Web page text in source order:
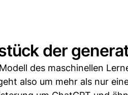
der
des maschinellen
also um mehr als nur